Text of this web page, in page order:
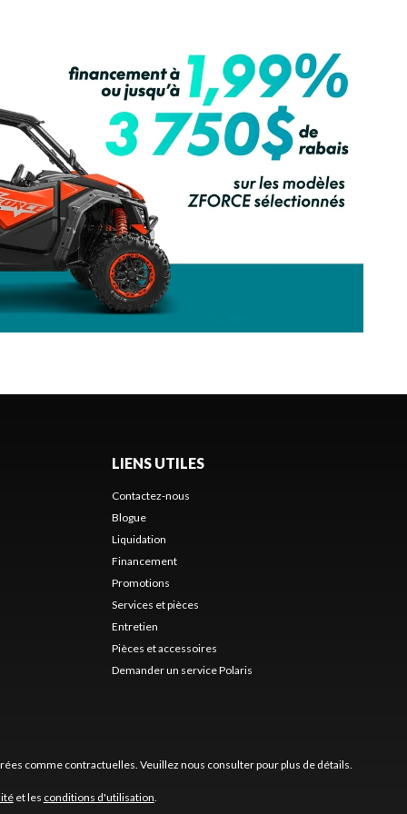
LIENS UTILES
Contactez-nous
Blogue
Liquidation
Financement
Promotions
Services et pièces
Entretien
Pièces et accessoires
Demander un service Polaris
comme contractuelles. Veuillez nous consulter pour plus de détails.
et les conditions d'utilisation.